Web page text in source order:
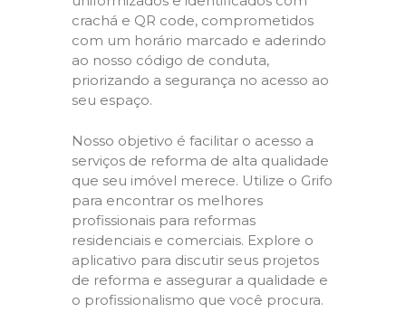
crachá e QR code, comprometidos
com um horário marcado e aderindo
ao nosso código de conduta,
priorizando a segurança no acesso ao
seu espaço.
Nosso objetivo é facilitar o acesso a
serviços de reforma de alta qualidade
que seu imóvel merece. Utilize o Grifo
para encontrar os melhores
profissionais para reformas
residenciais e comerciais. Explore o
aplicativo para discutir seus projetos
de reforma e assegurar a qualidade e
o profissionalismo que você procura.